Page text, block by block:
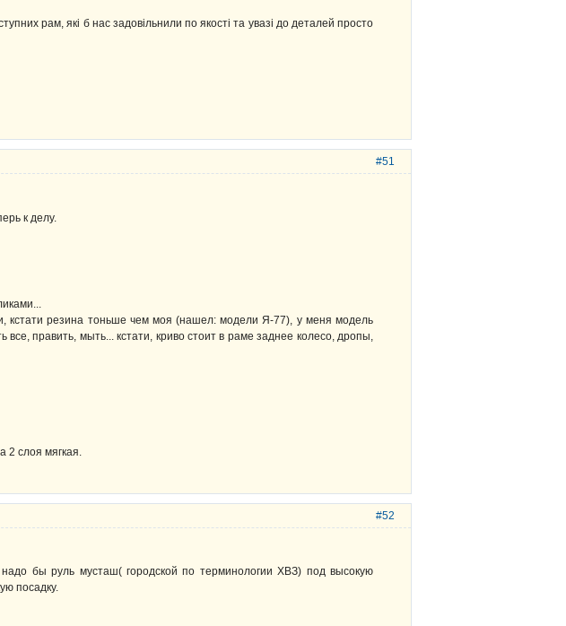
рам, які б нас задовільнили по якості та увазі до деталей просто
#51
к делу.
кстати резина тоньше чем моя (нашел: модели Я-77), у меня модель
править, мыть... кстати, криво стоит в раме заднее колесо, дропы,
2 слоя мягкая.
#52
бы руль мусташ( городской по терминологии ХВЗ) под высокую
посадку.